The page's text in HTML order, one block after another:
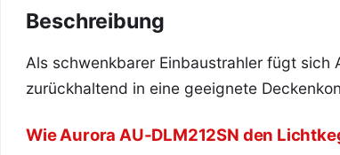
Beschreibung
Als schwenkbarer Einbaustrahler fügt sich
zurückhaltend in eine geeignete
Wie Aurora AU-DLM212SN den